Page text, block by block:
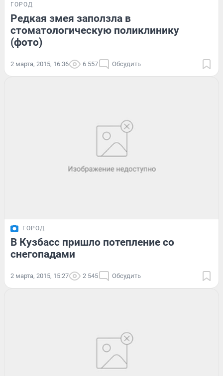
ГОРОД
Редкая змея заползла в
стоматологическую поликлинику
(фото)
2 марта, 2015, 16:36 6 557 Обсудить
ГОРОД
В Кузбасс пришло потепление со
снегопадами
2 марта, 2015, 15:27 2 545 Обсудить